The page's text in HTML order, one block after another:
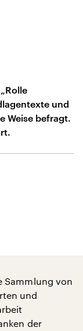
und
Weise befragt.
Sammlung von
und
der